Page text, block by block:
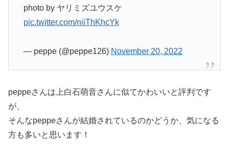
photo by ヤリミズユウスケ
pic.twitter.com/niiThKhcYk
— peppe (@peppe126) November 20, 2022
peppeさんは上白石萌音さんに似てかわいいと評判です
が、
そんなpeppeさんが結婚されているのかどうか、気になる
方も多いと思います！